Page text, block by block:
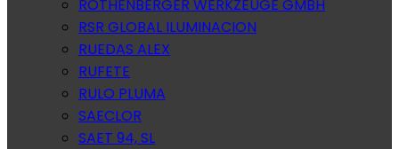
ROTHENBERGER WERKZEUGE GMBH
RSR GLOBAL ILUMINACION
RUEDAS ALEX
RUFETE
RULO PLUMA
SAECLOR
SAET 94, SL